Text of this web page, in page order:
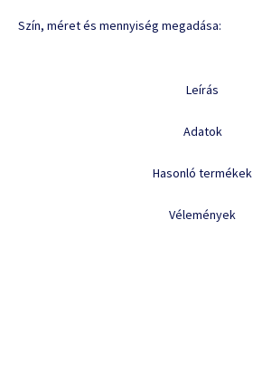
Szín, méret és mennyiség megadása:
Leírás
Adatok
Hasonló termékek
Vélemények